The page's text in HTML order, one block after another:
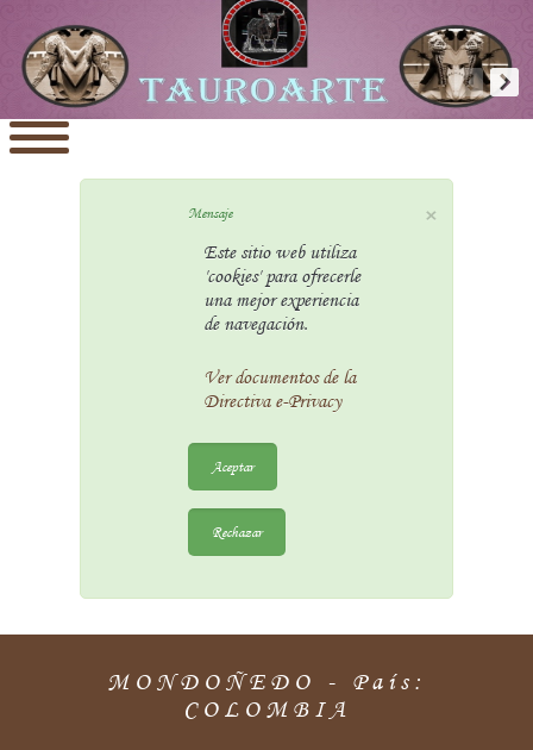
×
Mensaje
Este sitio web utiliza
'cookies' para ofrecerle
una mejor experiencia
de navegación.
Ver documentos de la
Directiva e-Privacy
Aceptar
Rechazar
MONDOÑEDO - País:
COLOMBIA